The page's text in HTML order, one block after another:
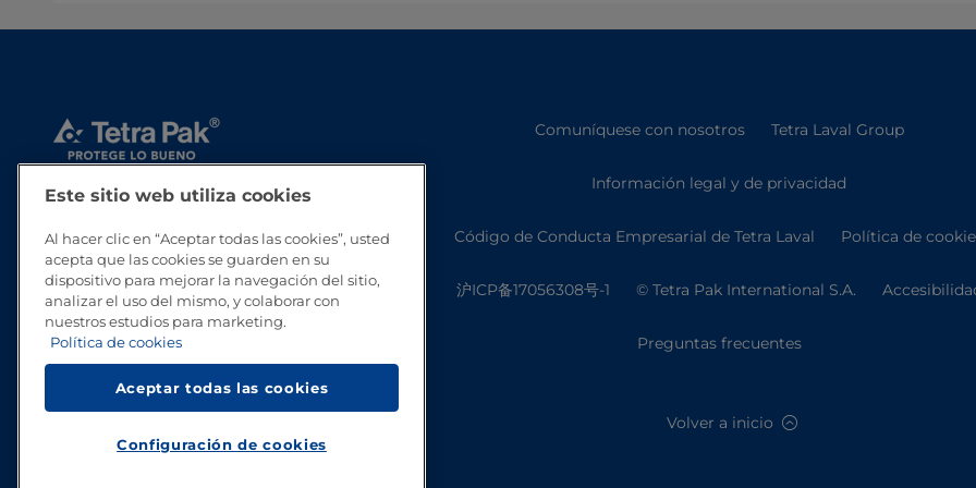
Comuníquese con nosotros Tetra Laval Group
Información legal y de privacidad
Código de Conducta Empresarial de Tetra Laval Política de
沪ICP备17056308号-1 © Tetra Pak International S.A.
Preguntas frecuentes
Volver a inicio
Este sitio web utiliza cookies
Al hacer clic en “Aceptar todas las cookies”, usted
acepta que las cookies se guarden en su
dispositivo para mejorar la navegación del sitio,
analizar el uso del mismo, y colaborar con
nuestros estudios para marketing.
Política de cookies
Aceptar todas las cookies
Configuración de cookies